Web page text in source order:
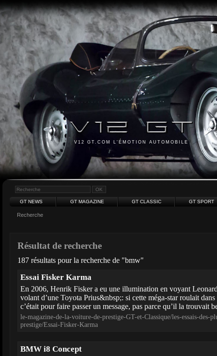
V12 GT.COM L'ÉMOTION AUTOMOBILE
GT NEWS GT MAGAZINE GT CLASSIC GT SPORT
Recherche
Résultat de recherche
187 résultats pour la recherche de "bmw"
Essai Fisker Karma
En 2006, Henrik Fisker a eu une illumination en voyant
volant d’une Toyota Prius&nbsp;: si cette méga-star roulait
c’était pour faire passer un message, pas parce qu’il la trouvait
le-magazine-de-la-voiture-de-prestige-GT-et-Classique/les-essais-des-
prestige/Essai-Fisker-Karma
BMW i8 Concept